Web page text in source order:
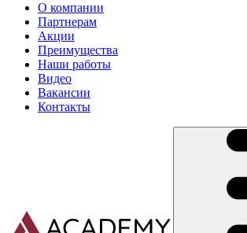
О компании
Партнерам
Акции
Преимущества
Наши работы
Видео
Вакансии
Контакты